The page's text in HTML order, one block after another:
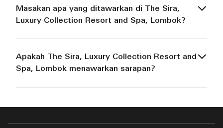
Masakan apa yang ditawarkan di The Sira,
Luxury Collection Resort and Spa, Lombok?
Apakah The Sira, Luxury Collection Resort and
Spa, Lombok menawarkan sarapan?